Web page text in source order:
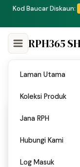
Laman Utama
Koleksi Produk
Jana RPH
Hubungi Kami
Log Masuk
RPH365
Home
PPT 2025 Geografi